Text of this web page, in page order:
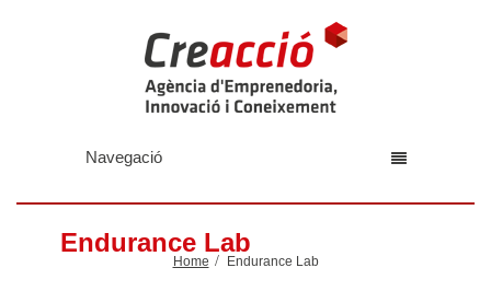
Navegació
Endurance Lab
Home Endurance Lab